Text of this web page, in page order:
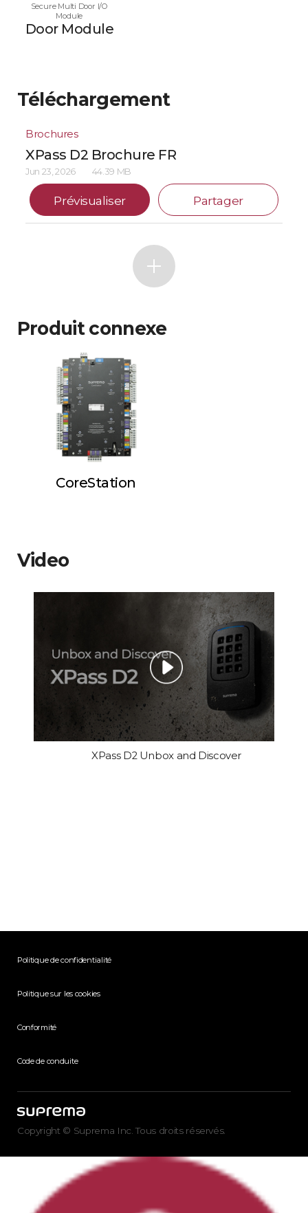
Secure Multi Door I/O
Module
Door Module
Téléchargement
Brochures
XPass D2 Brochure FR
Jun 23, 2026 44.39 MB
Prévisualiser Partager
Produit connexe
CoreStation
Video
XPass D2 Unbox and Discover
Politique de confidentialité
Politique sur les cookies
Conformité
Code de conduite
Copyright © Suprema Inc. Tous droits réservés.